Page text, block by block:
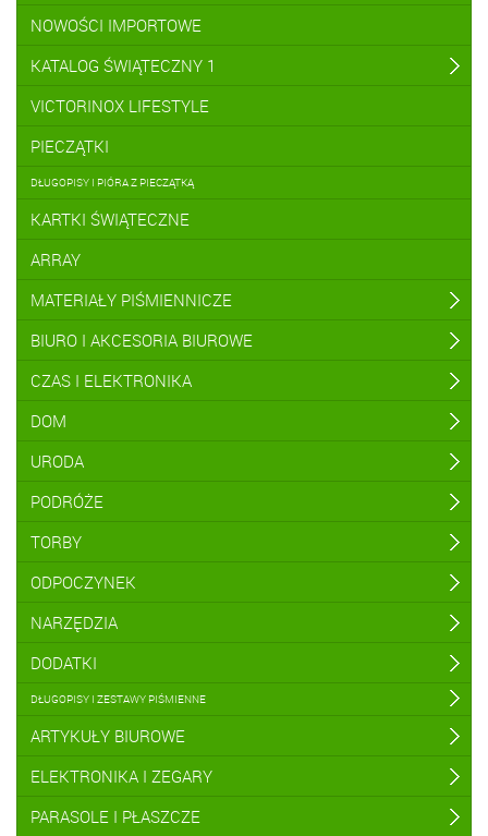
NOWOŚCI IMPORTOWE
KATALOG ŚWIĄTECZNY 1
VICTORINOX LIFESTYLE
PIECZĄTKI
DŁUGOPISY I PIÓRA Z PIECZĄTKĄ
KARTKI ŚWIĄTECZNE
ARRAY
MATERIAŁY PIŚMIENNICZE
BIURO I AKCESORIA BIUROWE
CZAS I ELEKTRONIKA
DOM
URODA
PODRÓŻE
TORBY
ODPOCZYNEK
NARZĘDZIA
DODATKI
DŁUGOPISY I ZESTAWY PIŚMIENNE
ARTYKUŁY BIUROWE
ELEKTRONIKA I ZEGARY
PARASOLE I PŁASZCZE